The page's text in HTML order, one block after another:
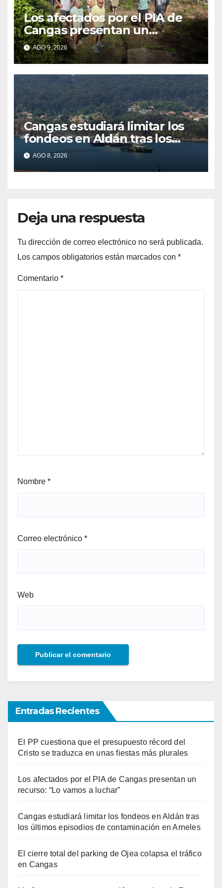
Los afectados por el PIA de
Cangas presentan un
recurso: “Lo vamos a luchar”
AGO 9, 2026
Cangas estudiará limitar los
fondeos en Aldán tras los
últimos episodios de
contaminación en Arneles
AGO 8, 2026
Deja una respuesta
Tu dirección de correo electrónico no será publicada.
Los campos obligatorios están marcados con *
Comentario *
Nombre *
Correo electrónico *
Web
Entradas Recientes
El PP cuestiona que el presupuesto récord del
Cristo se traduzca en unas fiestas más plurales
Los afectados por el PIA de Cangas presentan un
recurso: “Lo vamos a luchar”
Cangas estudiará limitar los fondeos en Aldán tras
los últimos episodios de contaminación en Arneles
El cierre total del parking de Ojea colapsa el tráfico
en Cangas